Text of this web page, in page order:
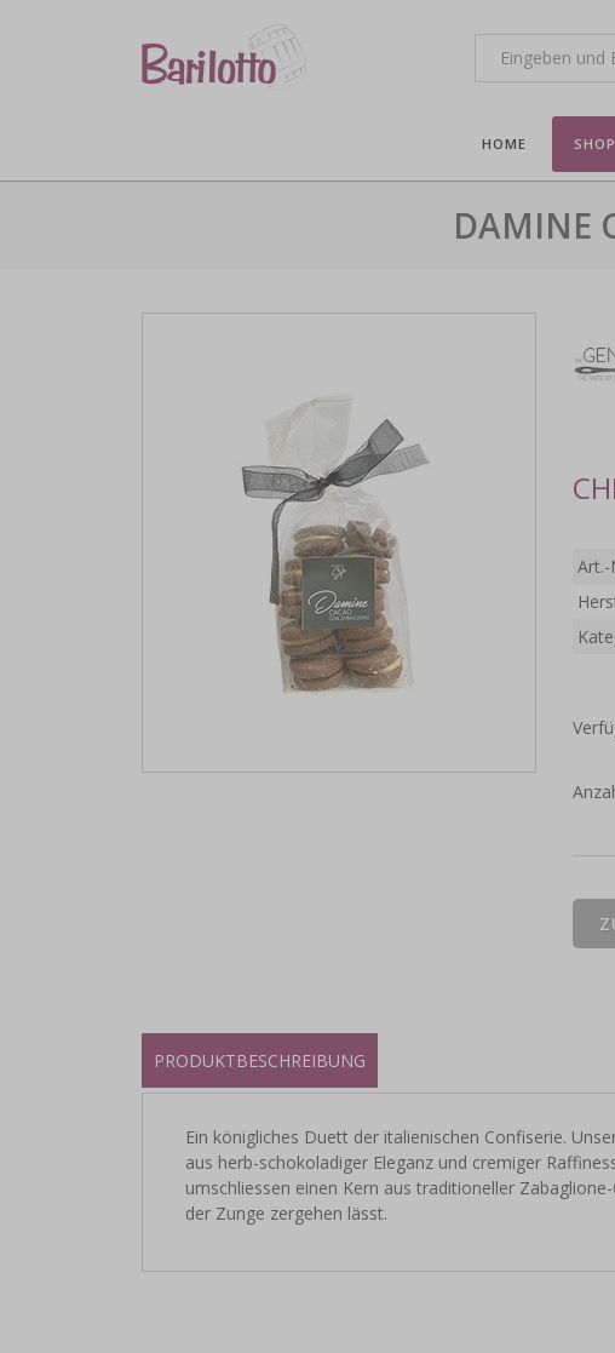
HOME SHOP
DAMINE
Art.-
PRODUKTBESCHREIBUNG
Ein königliches Duett der italienischen Confiserie.
aus herb-schokoladiger Eleganz und cremiger
umschliessen einen Kern aus traditioneller
der Zunge zergehen lässt.